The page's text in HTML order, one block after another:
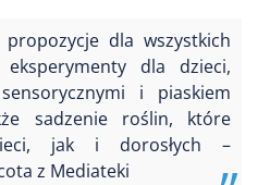
propozycje dla wszystkich
dla dzieci,
i piaskiem
sadzenie roślin, które
jak i dorosłych –
z Mediateki